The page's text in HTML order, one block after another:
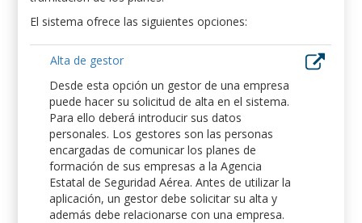
El sistema ofrece las siguientes opciones:
Alta de gestor
Desde esta opción un gestor de una empresa
puede hacer su solicitud de alta en el sistema.
Para ello deberá introducir sus datos
personales. Los gestores son las personas
encargadas de comunicar los planes de
formación de sus empresas a la Agencia
Estatal de Seguridad Aérea. Antes de utilizar la
aplicación, un gestor debe solicitar su alta y
además debe relacionarse con una empresa.